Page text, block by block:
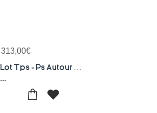
313,00€
...